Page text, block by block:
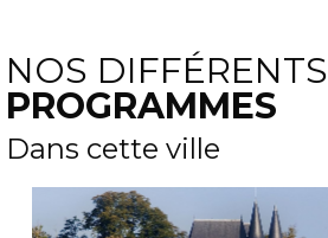
NOS DIFFÉRENTS
PROGRAMMES
Dans cette ville